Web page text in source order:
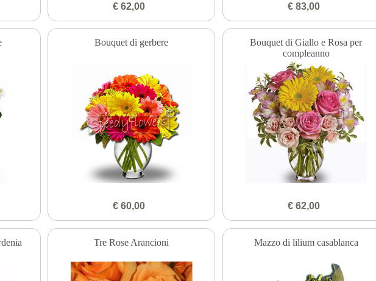
€ 62,00 € 83,00
Bouquet di gerbere
€ 60,00
Bouquet di Giallo e Rosa per
compleanno
€ 62,00
Tre Rose Arancioni Mazzo di lilium casablanca